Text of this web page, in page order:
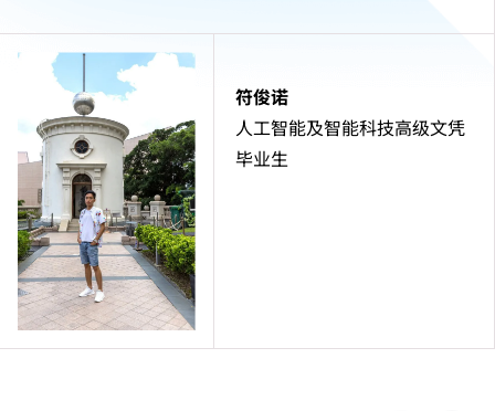
符俊诺
人工智能及智能科技高级文凭
毕业生